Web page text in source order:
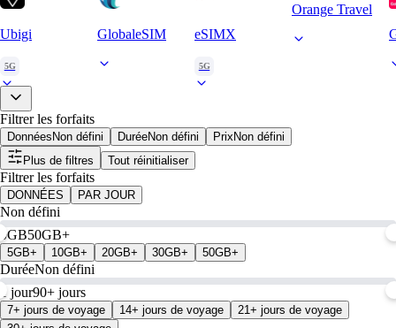
Ubigi
5G
GlobaleSIM eSIMX
5G
Orange Travel
Filtrer les forfaits
Données Non défini DuréeNon défini Prix Non défini
Plus de filtres
Tout réinitialiser
Filtrer les forfaits
DONNÉES PAR JOUR
Non défini
0GB50GB+
5GB+ 10GB+ 20GB+ 30GB+ 50GB+
DuréeNon défini
1 jour90+ jours
7+ jours de voyage 14+ jours de voyage
21+ jours de voyage